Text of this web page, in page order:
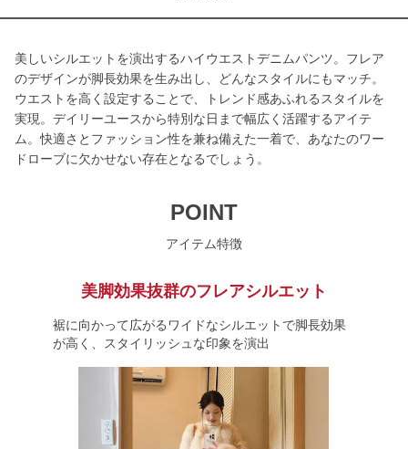
美しいシルエットを演出するハイウエストデニムパンツ。フレア
のデザインが脚長効果を生み出し、どんなスタイルにもマッチ。
ウエストを高く設定することで、トレンド感あふれるスタイルを
実現。デイリーユースから特別な日まで幅広く活躍するアイテ
ム。快適さとファッション性を兼ね備えた一着で、あなたのワー
ドローブに欠かせない存在となるでしょう。
POINT
アイテム特徴
美脚効果抜群のフレアシルエット
裾に向かって広がるワイドなシルエットで脚長効果
が高く、スタイリッシュな印象を演出